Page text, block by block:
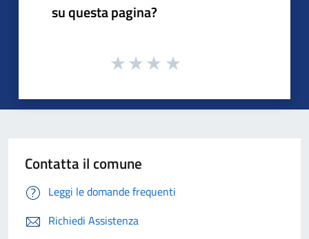
su questa pagina?
Contatta il comune
Leggi le domande frequenti
Richiedi Assistenza